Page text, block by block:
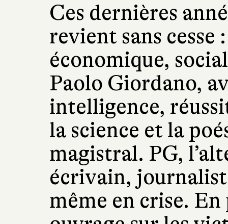
Ces dernières
revient sans cesse
économique,
Paolo Giordano,
intelligence,
la science et la
magistral. PG,
écrivain,
même en crise.